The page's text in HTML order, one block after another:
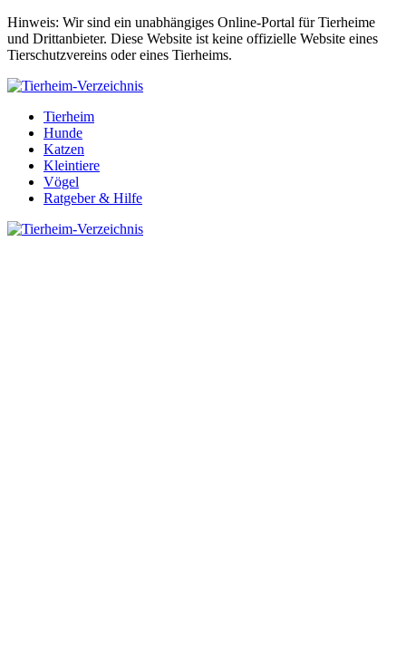
Hinweis: Wir sind ein unabhängiges Online-Portal für Tierheime
und Drittanbieter. Diese Website ist keine offizielle Website eines
Tierschutzvereins oder eines Tierheims.
Tierheim
Hunde
Katzen
Kleintiere
Vögel
Ratgeber & Hilfe